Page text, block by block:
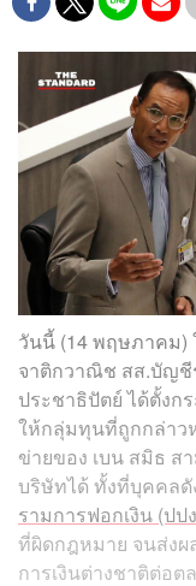
วันนี้ (14 พฤษภาคม
จาติกวาณิช สส.บัญชี
ประชาธิปัตย์ ได้ตั้งก
ให้กลุ่มทุนที่ถูกกล่าว
ข่ายของ เบน สมิธ ส
บริษัทได้ ทั้งที่บุคคลดั
รามการฟอกเงิน (ปป
ที่ผิดกฎหมาย จนส่ง
การเงินต่างชาติต่อต